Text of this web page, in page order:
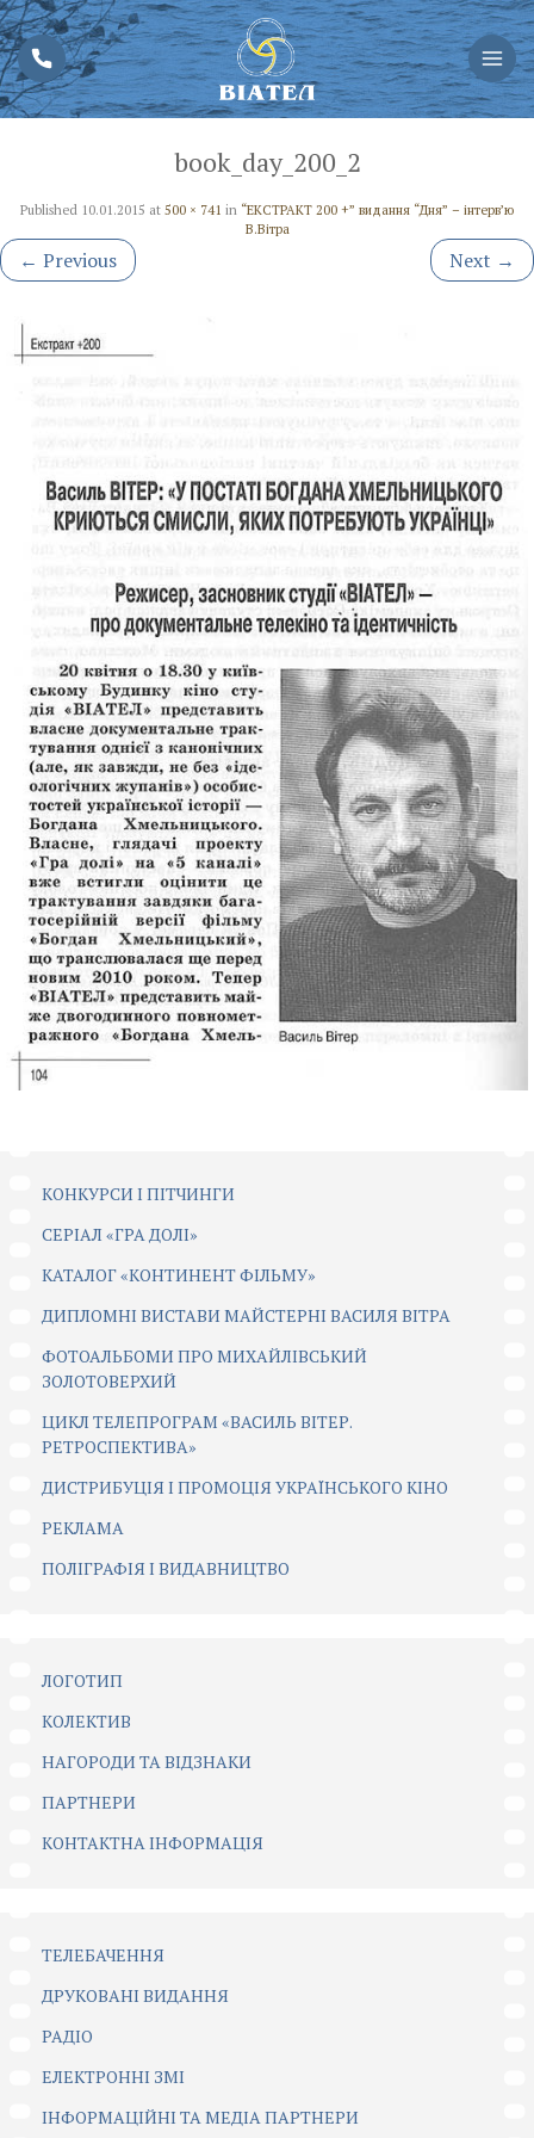
book_day_200_2
Published 10.01.2015 at 500 × 741 in “ЕКСТРАКТ 200 +” видання “Дня” – інтерв’ю
В.Вітра
← Previous Next →
КОНКУРСИ І ПІТЧИНГИ
CЕРІАЛ «ГРА ДОЛІ»
КАТАЛОГ «КОНТИНЕНТ ФІЛЬМУ»
ДИПЛОМНІ ВИСТАВИ МАЙСТЕРНІ ВАСИЛЯ ВІТРА
ФОТОАЛЬБОМИ ПРО МИХАЙЛІВСЬКИЙ
ЗОЛОТОВЕРХИЙ
ЦИКЛ ТЕЛЕПРОГРАМ «ВАСИЛЬ ВІТЕР.
РЕТРОСПЕКТИВА»
ДИСТРИБУЦІЯ І ПРОМОЦІЯ УКРАЇНСЬКОГО КІНО
РЕКЛАМА
ПОЛІГРАФІЯ І ВИДАВНИЦТВО
ЛОГОТИП
КОЛЕКТИВ
НАГОРОДИ ТА ВІДЗНАКИ
ПАРТНЕРИ
КОНТАКТНА ІНФОРМАЦІЯ
ТЕЛЕБАЧЕННЯ
ДРУКОВАНІ ВИДАННЯ
РАДІО
ЕЛЕКТРОННІ ЗМІ
ІНФОРМАЦІЙНІ ТА МЕДІА ПАРТНЕРИ